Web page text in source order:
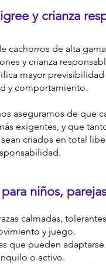
y crianza
cachorros de alta
y crianza
mayor
y comportamiento.
aseguramos de que
exigentes, y que
criados en total
niños,
calmadas,
y juego.
que pueden
o activo.